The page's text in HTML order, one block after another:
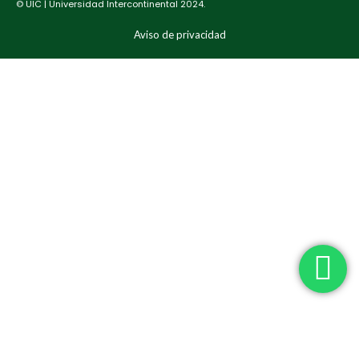
© UIC | Universidad Intercontinental 2024.
Aviso de privacidad